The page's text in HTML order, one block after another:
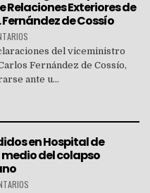
Relaciones Exteriores de
Fernández de Cossío
del viceministro
Fernández de Cossío,
ante u...
en Hospital de
del colapso